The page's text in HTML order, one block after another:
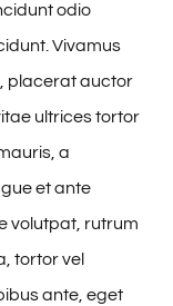
odio
Vivamus
placerat auctor
ultrices tortor
a
et ante
volutpat, rutrum
tortor vel
ante, eget